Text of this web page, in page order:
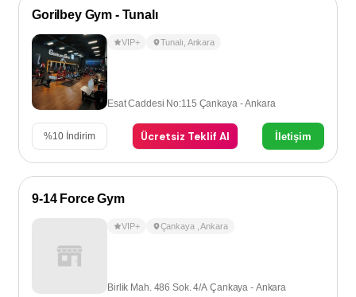
Gorilbey Gym - Tunalı
VIP+ Tunalı Ankara
Esat Caddesi No:115 Çankaya - Ankara
%10 İndirim Ücretsiz Teklif Al İletişim
9-14 Force Gym
VIP+ Çankaya ,Ankara
Birlik Mah. 486 Sok. 4/A Çankaya - Ankara